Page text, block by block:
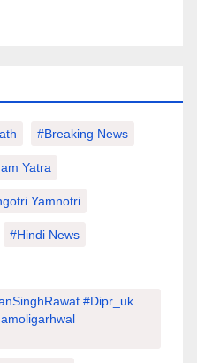
#Breaking News
Yatra
Yamnotri
#hindi News
#dipr_uk